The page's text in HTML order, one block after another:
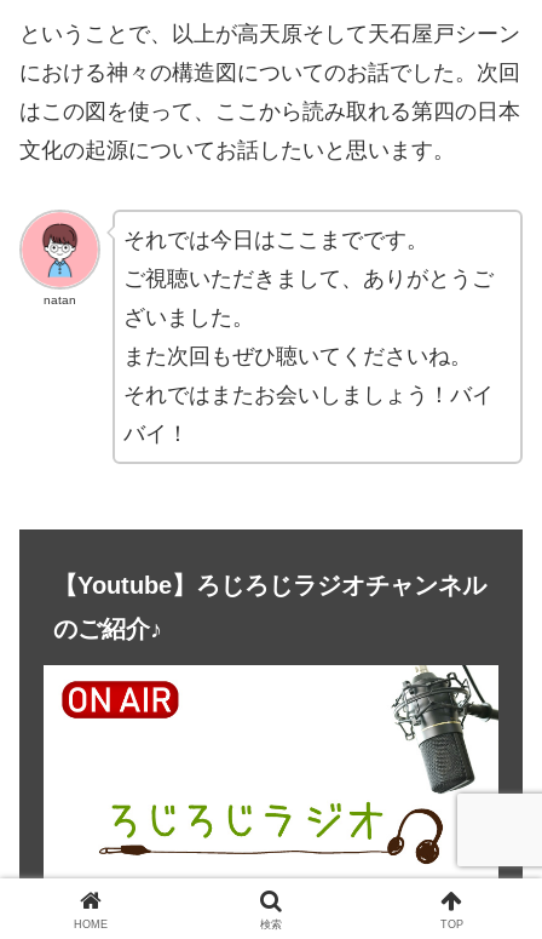
ということで、以上が高天原そして天石屋戸シーン
における神々の構造図についてのお話でした。次回
はこの図を使って、ここから読み取れる第四の日本
文化の起源についてお話したいと思います。
natan
それでは今日はここまでです。
ご視聴いただきまして、ありがとうご
ざいました。
また次回もぜひ聴いてくださいね。
それではまたお会いしましょう！バイ
バイ！
【Youtube】ろじろじラジオチャンネル
のご紹介♪
HOME 検索 TOP